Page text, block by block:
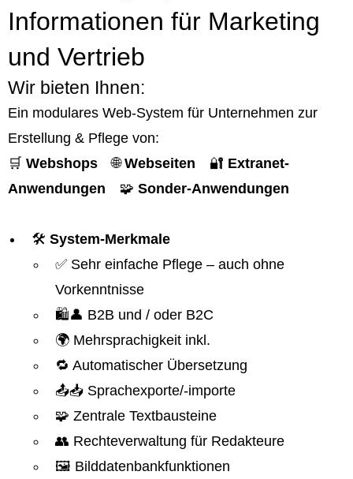
Informationen für Marketing
und Vertrieb
Wir bieten Ihnen:
Ein modulares Web-System für Unternehmen zur
Erstellung & Pflege von:
🛒 Webshops 🌐Webseiten 🔐 Extranet-
Anwendungen 🧩 Sonder-Anwendungen
🛠️ System-Merkmale
✅ Sehr einfache Pflege – auch ohne
Vorkenntnisse
🛍️👤 B2B und / oder B2C
🌍 Mehrsprachigkeit inkl.
🔁 Automatischer Übersetzung
📤📥 Sprachexporte/-importe
🧩 Zentrale Textbausteine
👥 Rechteverwaltung für Redakteure
🖼️ Bilddatenbankfunktionen